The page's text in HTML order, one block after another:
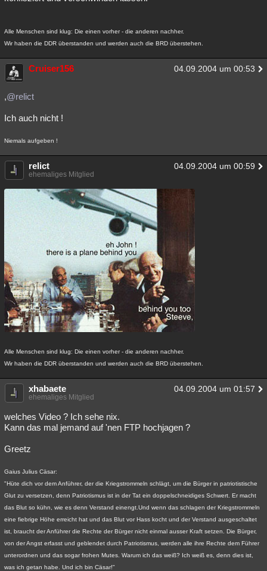
Alle Menschen sind klug: Die einen vorher - die anderen nachher.
Wir haben die DDR überstanden und werden auch die BRD überstehen.
Cruiser156 04.09.2004 um 00:53
,@relict
Ich auch nicht !
Niemals aufgeben !
relict 04.09.2004 um 00:59
ehemaliges Mitglied
Alle Menschen sind klug: Die einen vorher - die anderen nachher.
Wir haben die DDR überstanden und werden auch die BRD überstehen.
xhabaete 04.09.2004 um 01:57
ehemaliges Mitglied
welches Video ? Ich sehe nix.
Kann das mal jemand auf 'nen FTP hochjagen ?
Greetz
Gaius Julius Cäsar:
"Hüte dich vor dem Anführer, der die Kriegstrommeln schlägt, um die Bürger in patriotistische
Glut zu versetzen, denn Patriotismus ist in der Tat ein doppelschneidiges Schwert. Er macht
das Blut so kühn, wie es denn Verstand einengt.Und wenn das schlagen der Kriegstrommeln
eine fiebrige Höhe erreicht hat und das Blut vor Hass kocht und der Verstand ausgeschaltet
ist, braucht der Anführer die Rechte der Bürger nicht einmal ausser Kraft setzen. Die Bürger,
von der Angst erfasst und geblendet durch Patriotismus, werden alle ihre Rechte dem Führer
unterordnen und das sogar frohen Mutes. Warum ich das weiß? Ich weiß es, denn dies ist,
was ich getan habe. Und ich bin Cäsar!"